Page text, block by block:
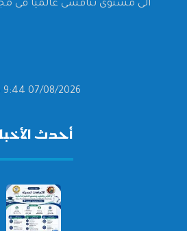
الى مستوى تنافسى عالميا فى
07/08/2026 9:44 ص
أحدث